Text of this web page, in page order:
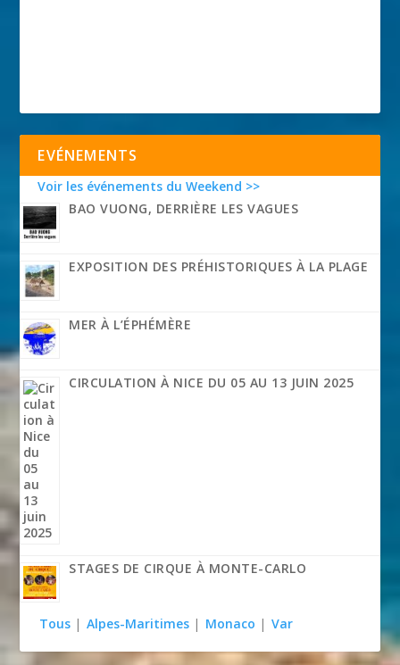
EVÉNEMENTS
Voir les événements du Weekend >>
BAO VUONG, DERRIÈRE LES VAGUES
EXPOSITION DES PRÉHISTORIQUES À LA PLAGE
MER À L’ÉPHÉMÈRE
CIRCULATION À NICE DU 05 AU 13 JUIN 2025
STAGES DE CIRQUE À MONTE-CARLO
Tous | Alpes-Maritimes | Monaco | Var